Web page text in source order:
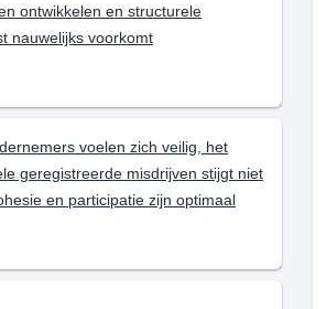
ontwikkelen en structurele
nauwelijks voorkomt
voelen zich veilig, het
geregistreerde misdrijven stijgt niet
en participatie zijn optimaal